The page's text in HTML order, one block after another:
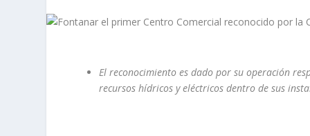
El reconocimiento es dado por su operación
recursos hídricos y eléctricos dentro de sus